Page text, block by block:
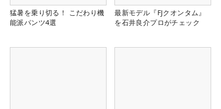
猛暑を乗り切る！ こだわり機
能派パンツ4選
最新モデル『FJクオンタム』
を石井良介プロがチェック